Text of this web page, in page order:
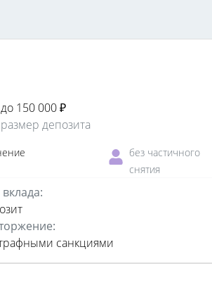
до 150 000 ₽
размер депозита
без частичного
снятия
санкциями